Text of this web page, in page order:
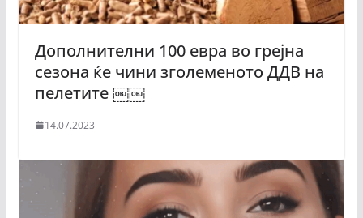
Дополнителни 100 евра во грејна
сезона ќе чини зголеменото ДДВ на
пелетите ￼￼
14.07.2023